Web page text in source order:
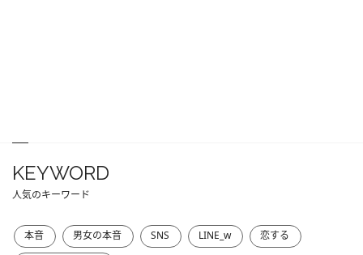
KEYWORD
人気のキーワード
本音 男女の本音 SNS LINE_w
恋する